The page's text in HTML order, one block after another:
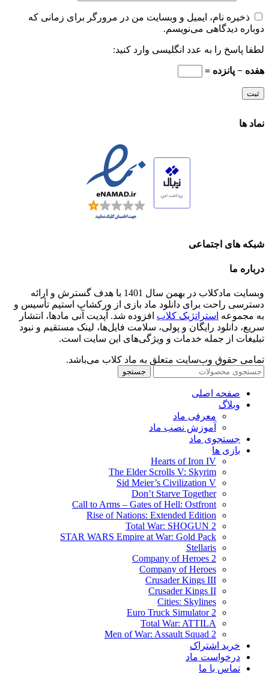
ذخیره نام، ایمیل و وبسایت من در مرورگر برای زمانی که
دوباره دیدگاهی می‌نویسم.
لطفا پاسخ را به عدد انگلیسی وارد کنید:
هفده − پانزده =
نماد ها
شبکه های اجتماعی
درباره ما
وبسایت مادکلاب در بهمن سال 1401 با هدف گسترش و ارائه
دسترسی راحت برای دانلود ماد بازی از ورکشاپ استیم تأسیس و
به مجموعه استراتژیک کلاب افزوده شد. آپدیت آنی مادها، انتشار
سریع، دانلود رایگان و پولی، سلامت فایل‌ها، لینک مستقیم و نبود
تبلیغات از جمله خدمات و ویژگی‌های این سایت است.
تمامی حقوق وب‌سایت متعلق به ماد کلاب می‌باشد.
جستجو
صفحه اصلی
وبلاگ
معرفی ماد
آموزش نصب ماد
جستجوی ماد
بازی ها
Hearts of Iron IV
The Elder Scrolls V: Skyrim
Sid Meier’s Civilization V
Don’t Starve Together
Call to Arms – Gates of Hell: Ostfront
Rise of Nations: Extended Edition
Total War: SHOGUN 2
STAR WARS Empire at War: Gold Pack
Stellaris
Company of Heroes 2
Company of Heroes
Crusader Kings III
Crusader Kings II
Cities: Skylines
Euro Truck Simulator 2
Total War: ATTILA
Men of War: Assault Squad 2
خرید اشتراک
درخواست ماد
تماس با ما